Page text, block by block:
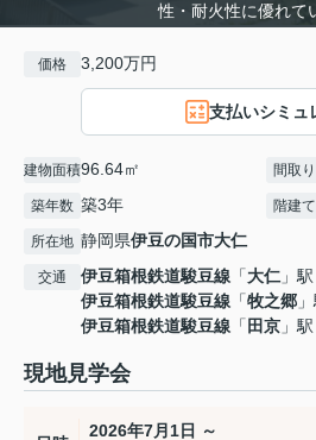
性・耐火性に優れて
価格 3,200万円
支払いシミュ
建物面積96.64㎡ 間取り
築年数 築3年 階建て
所在地 静岡県伊豆の国市大仁
交通 伊豆箱根鉄道駿豆線 「大仁」
伊豆箱根鉄道駿豆線 「牧之郷
伊豆箱根鉄道駿豆線 「 田京 」
現地見学会
2026年7月1日 ～